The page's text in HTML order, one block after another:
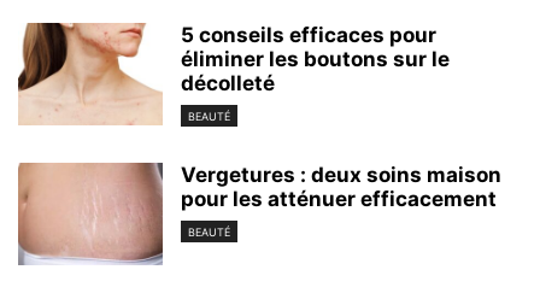
5 conseils efficaces pour
éliminer les boutons sur le
décolleté
BEAUTÉ
Vergetures : deux soins maison
pour les atténuer efficacement
BEAUTÉ